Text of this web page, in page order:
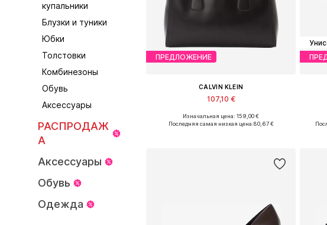
купальники
Блузки и туники
Юбки
Толстовки
Комбинезоны
Обувь
Аксессуары
РАСПРОДАЖ
А
Аксессуары
Обувь
Одежда
ПРЕДЛОЖЕНИЕ
CALVIN KLEIN
107,10 €
Доступные размеры: One Size
Изначальная цена: 159,00 €
Последняя самая низкая цена:80,67 €